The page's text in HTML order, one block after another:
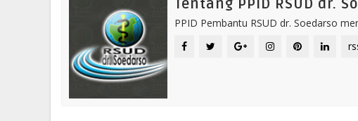
Tentang PPID RSUD dr.
PPID Pembantu RSUD dr. Soedarso